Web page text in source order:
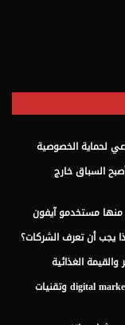
لحماية الخصوصية
السباق خارج
يجب أن تعرف الشركات؟
الغذائية
مستقبل الأخبار الرقمية مع digital marketing companies in oman وتقنيات